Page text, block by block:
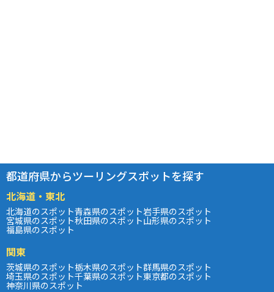
都道府県からツーリングスポットを探す
北海道・東北
北海道のスポット青森県のスポット岩手県のスポット
宮城県のスポット秋田県のスポット山形県のスポット
福島県のスポット
関東
茨城県のスポット栃木県のスポット群馬県のスポット
埼玉県のスポット千葉県のスポット東京都のスポット
神奈川県のスポット